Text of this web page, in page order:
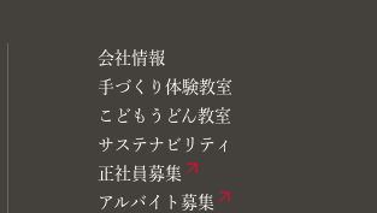
会社情報
手づくり体験教室
こどもうどん教室
サステナビリティ
正社員募集
アルバイト募集